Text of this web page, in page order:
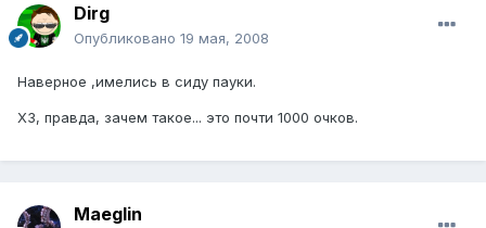
Dirg
Опубликовано 19 мая, 2008
Наверное ,имелись в сиду пауки.
ХЗ, правда, зачем такое... это почти 1000 очков.
Maeglin